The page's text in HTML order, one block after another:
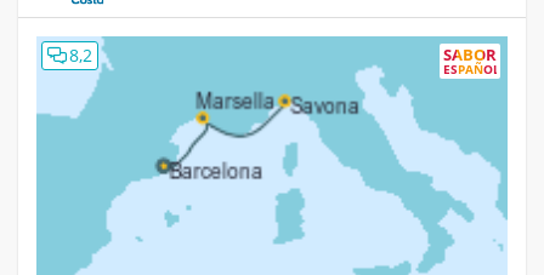
SABOR
ESPAÑOL
8,2